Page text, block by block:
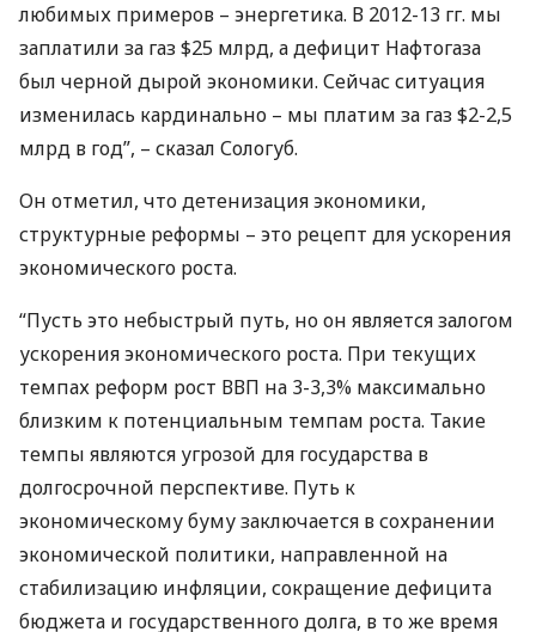
любимых примеров – энергетика. В 2012-13 гг. мы
заплатили за газ $25 млрд, а дефицит Нафтогаза
был черной дырой экономики. Сейчас ситуация
изменилась кардинально – мы платим за газ $2-2,5
млрд в год”, – сказал Сологуб.
Он отметил, что детенизация экономики,
структурные реформы – это рецепт для ускорения
экономического роста.
“Пусть это небыстрый путь, но он является залогом
ускорения экономического роста. При текущих
темпах реформ рост ВВП на 3-3,3% максимально
близким к потенциальным темпам роста. Такие
темпы являются угрозой для государства в
долгосрочной перспективе. Путь к
экономическому буму заключается в сохранении
экономической политики, направленной на
стабилизацию инфляции, сокращение дефицита
бюджета и государственного долга, в то же время